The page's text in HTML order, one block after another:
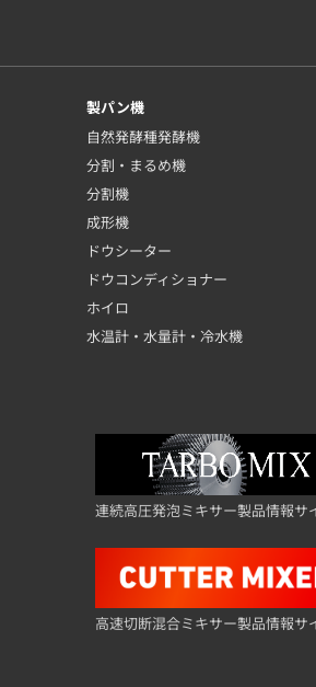
製パン機
自然発酵種発酵機
分割・まるめ機
分割機
成形機
ドウシーター
ドウコンディショナー
ホイロ
水温計・水量計・冷水機
連続高圧発泡ミキサー製品情報サ
高速切断混合ミキサー製品情報サ